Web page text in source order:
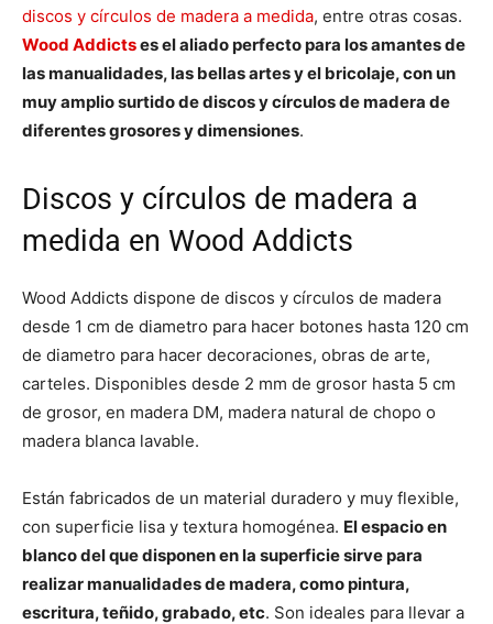
discos y círculos de madera a medida, entre otras cosas.
Wood Addictses el aliado perfecto para los amantes de
las manualidades, las bellas artes y el bricolaje, con un
muy amplio surtido de discos y círculos de madera de
diferentes grosores y dimensiones.
Discos y círculos de madera a
medida en Wood Addicts
Wood Addicts dispone de discos y círculos de madera
desde 1 cm de diametro para hacer botones hasta 120 cm
de diametro para hacer decoraciones, obras de arte,
carteles. Disponibles desde 2 mm de grosor hasta 5 cm
de grosor, en madera DM, madera natural de chopo o
madera blanca lavable.
Están fabricados de un material duradero y muy flexible,
con superficie lisa y textura homogénea. El espacio en
blanco del que disponen en la superficie sirve para
realizar manualidades de madera, como pintura,
escritura, teñido, grabado, etc. Son ideales para llevar a